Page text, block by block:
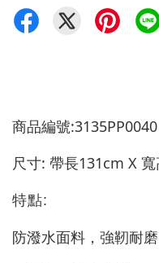
商品編號:3135PP0040
尺寸: 帶長131cm X
特點:
防潑水面料，強靭耐磨